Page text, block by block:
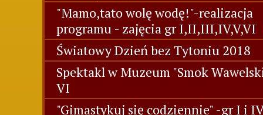
"Mamo,tato wolę wodę!"-realizacja
programu - zajęcia gr I,II,III,IV,V,VI
Światowy Dzień bez Tytoniu 2018
Spektakl w Muzeum "Smok
VI
"Gimastykuj się codziennie" -gr I i